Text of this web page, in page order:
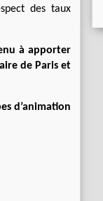
des taux
à apporter
de Paris et
d’animation